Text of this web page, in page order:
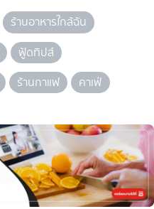
ร้านอาหารใกล้ฉัน
ฟู้ดทิปส์
ร้านกาแฟ คาเฟ่